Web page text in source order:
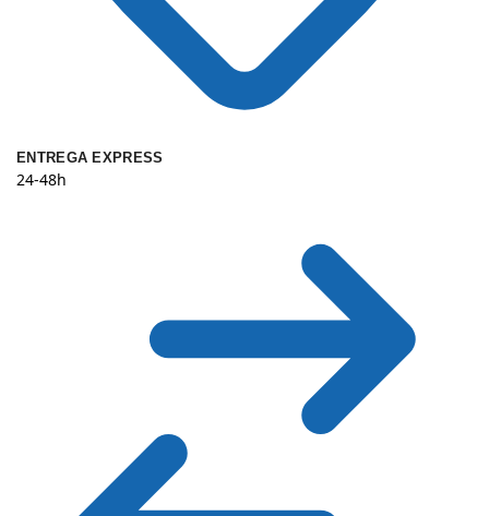
ENTREGA EXPRESS
24-48h